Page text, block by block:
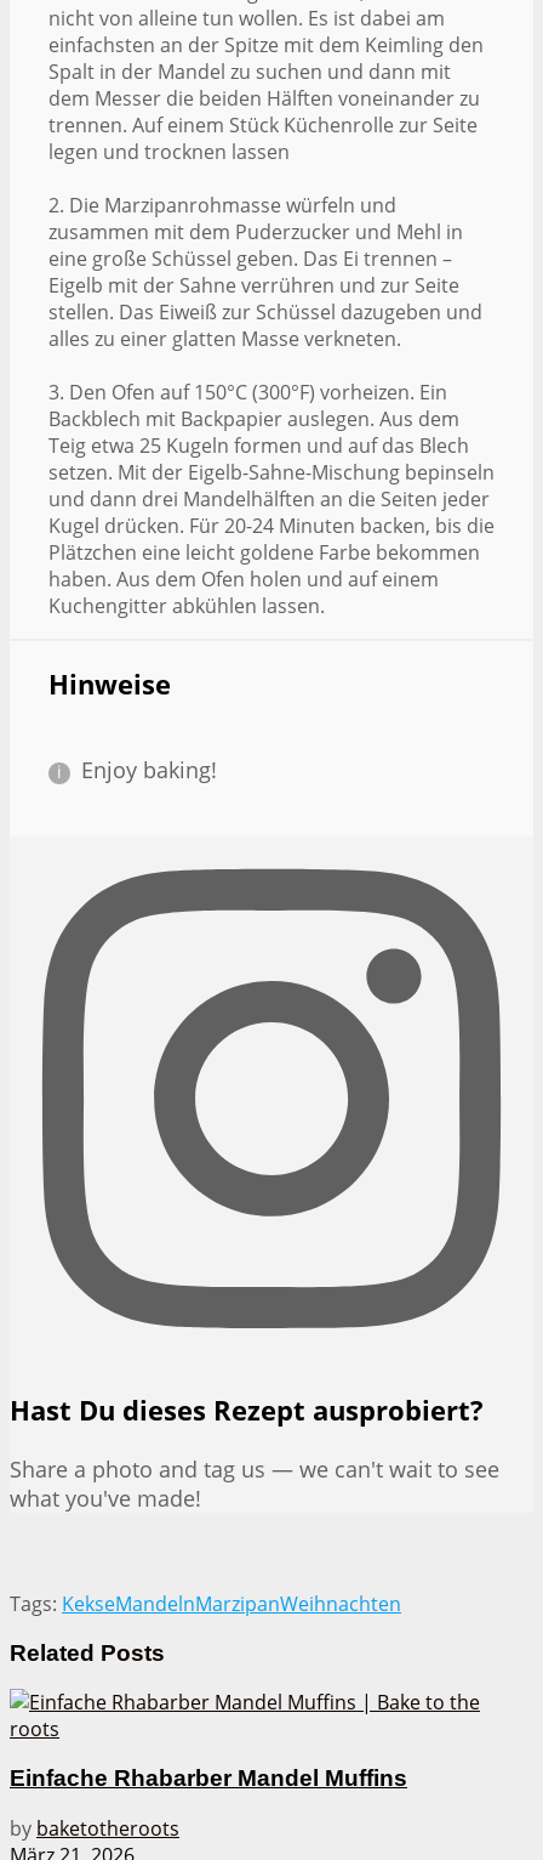
nicht von alleine tun wollen. Es ist dabei am
einfachsten an der Spitze mit dem Keimling den
Spalt in der Mandel zu suchen und dann mit
dem Messer die beiden Hälften voneinander zu
trennen. Auf einem Stück Küchenrolle zur Seite
legen und trocknen lassen
2. Die Marzipanrohmasse würfeln und
zusammen mit dem Puderzucker und Mehl in
eine große Schüssel geben. Das Ei trennen –
Eigelb mit der Sahne verrühren und zur Seite
stellen. Das Eiweiß zur Schüssel dazugeben und
alles zu einer glatten Masse verkneten.
3. Den Ofen auf 150°C (300°F) vorheizen. Ein
Backblech mit Backpapier auslegen. Aus dem
Teig etwa 25 Kugeln formen und auf das Blech
setzen. Mit der Eigelb-Sahne-Mischung bepinseln
und dann drei Mandelhälften an die Seiten jeder
Kugel drücken. Für 20-24 Minuten backen, bis die
Plätzchen eine leicht goldene Farbe bekommen
haben. Aus dem Ofen holen und auf einem
Kuchengitter abkühlen lassen.
Hinweise
Enjoy baking!
Hast Du dieses Rezept ausprobiert?
Share a photo and tag us — we can't wait to see
what you've made!
Tags: KekseMandelnMarzipanWeihnachten
Related Posts
Einfache Rhabarber Mandel Muffins
by baketotheroots